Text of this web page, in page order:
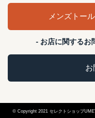
メンズトー
- お店に関するお
お
© Copyright 2021 セレクトショップ